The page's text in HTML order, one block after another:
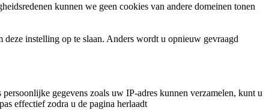
kunnen we geen cookies van andere domeinen tonen
instelling op te slaan. Anders wordt u opnieuw gevraagd
gegevens zoals uw IP-adres kunnen verzamelen, kunt u
effectief zodra u de pagina herlaadt